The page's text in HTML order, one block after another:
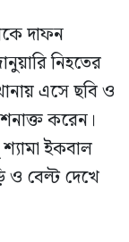
দাফন
নিহতের
এসে ছবি ও
শনাক্ত করেন।
ইকবাল
ও বেল্ট দেখে